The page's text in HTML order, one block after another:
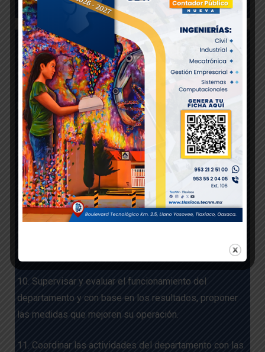
7. Coordinar los proyectos de producción académica y
de investigación científica y tecnológica en las áreas de
ciencias básicas, relacionados con la vinculación del
instituto tecnológico con -el sector productivo de
bienes y servicios de la región y controlar su
desarrollo.
8. Proponer a la Subdirección Académica el desarrollo
de cursos y eventos que propicien la superación y
actualización profesional del personal docente de las
áreas de ciencias básicas en el instituto tecnológico.
10. Supervisar y evaluar el funcionamiento del
departamento y con base en los resultados, proponer
las medidas que mejoren su operación.
11. Coordinar las actividades del departamento con las